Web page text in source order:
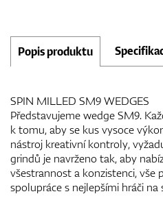
Popis produktu
SPIN MILLED SM9 WEDGES
Představujeme wedge SM9.
k tomu, aby se kus vysoce
nástroj kreativní kontroly,
grindů je navrženo tak, aby
všestrannost a konzistenci, vše
spolupráce s nejlepšími hráči na